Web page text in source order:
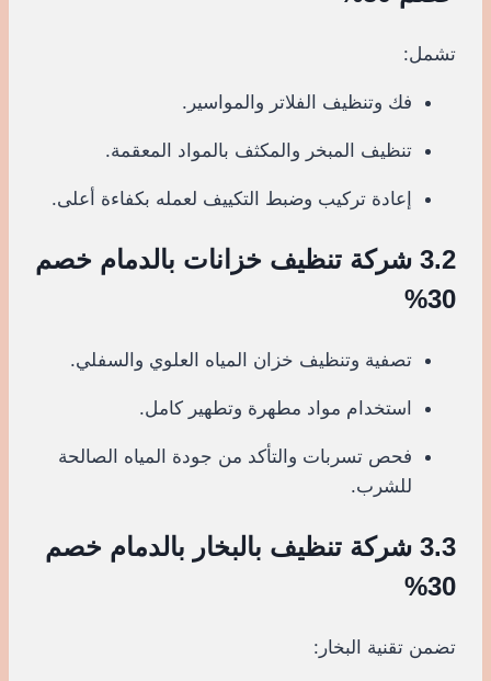
تشمل:
فك وتنظيف الفلاتر والمواسير.
تنظيف المبخر والمكثف بالمواد المعقمة.
إعادة تركيب وضبط التكييف لعمله بكفاءة أعلى.
3.2 شركة تنظيف خزانات بالدمام خصم
30%
تصفية وتنظيف خزان المياه العلوي والسفلي.
استخدام مواد مطهرة وتطهير كامل.
فحص تسربات والتأكد من جودة المياه الصالحة
للشرب.
3.3 شركة تنظيف بالبخار بالدمام خصم
30%
تضمن تقنية البخار: